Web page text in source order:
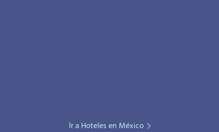
Ir a Hoteles en México